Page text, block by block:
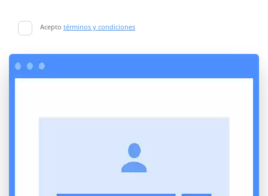
Acepto términos y condiciones